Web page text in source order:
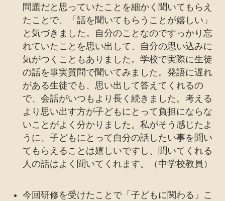
問題だと思っていたことを細かく聞いてもらえ
たことで、「話を聞いてもらうことが嬉しい」
と気づきました。自分のことなのですっかり忘
れていたことを思い出して、自分の思い込みに
気がつくこともありました。学校で実際に生徒
の話を事実質問で聞いてみました。発語に遅れ
がある生徒でも、思い出して答えてくれるの
で、会話がいつもより長く続きました。考える
より思い出す方が子どもにとって負担にならな
いことがよく分かりました。私がそう感じたよ
うに、子どもにとって自分の話したい事を聞い
てもらえることは嬉しいですし、聞いてくれる
人の話はよく聞いてくれます。（中学校教員）
今回研修を受けたことで「子どもに関わる」こ